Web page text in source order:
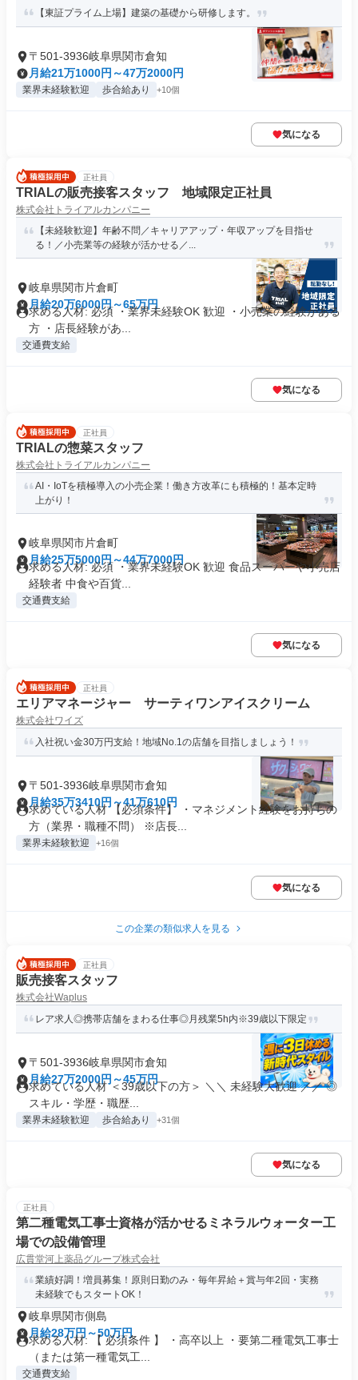
【東証プライム上場】建築の基礎から研修します。
〒501-3936岐阜県関市倉知
月給21万1000円～47万2000円
業界未経験歓迎 歩合給あり +10個
気になる
正社員
TRIALの販売接客スタッフ 地域限定正社員
株式会社トライアルカンパニー
【未経験歓迎】年齢不問／キャリアアップ・年収アップを目指せ
る！／小売業等の経験が活かせる／...
岐阜県関市片倉町
月給20万6000円～65万円
求める人材: 必須 ・業界未経験OK 歓迎 ・小売業の経験がある
方 ・店長経験があ...
交通費支給
気になる
正社員
TRIALの惣菜スタッフ
株式会社トライアルカンパニー
AI・IoTを積極導入の小売企業！働き方改革にも積極的！基本定時
上がり！
岐阜県関市片倉町
月給25万5000円～44万7000円
求める人材: 必須 ・業界未経験OK 歓迎 食品スーパーや小売店
経験者 中食や百貨...
交通費支給
気になる
正社員
エリアマネージャー サーティワンアイスクリーム
株式会社ワイズ
入社祝い金30万円支給！地域No.1の店舗を目指しましょう！
〒501-3936岐阜県関市倉知
月給35万3410円～41万610円
求めている人材 【必須条件】 ・マネジメント経験をお持ちの
方（業界・職種不問） ※店長...
業界未経験歓迎 +16個
気になる
この企業の類似求人を見る
正社員
販売接客スタッフ
株式会社Waplus
レア求人◎携帯店舗をまわる仕事◎月残業5h内※39歳以下限定
〒501-3936岐阜県関市倉知
月給27万2000円～45万円
求めている人材 ＜39歳以下の方＞ ＼＼ 未経験大歓迎 ／／ ◎
スキル・学歴・職歴...
業界未経験歓迎 歩合給あり +31個
気になる
正社員
第二種電気工事士資格が活かせるミネラルウォーター工
場での設備管理
広貫堂河上薬品グループ株式会社
業績好調！増員募集！原則日勤のみ・毎年昇給＋賞与年2回・実務
未経験でもスタートOK！
岐阜県関市側島
月給28万円～50万円
求める人材: 【 必須条件 】 ・高卒以上 ・要第二種電気工事士
（または第一種電気工...
交通費支給